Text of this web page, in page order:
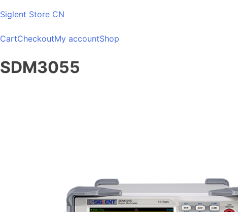
Skip
content
Siglent Store CN
CartCheckoutMy accountShop
SDM3055